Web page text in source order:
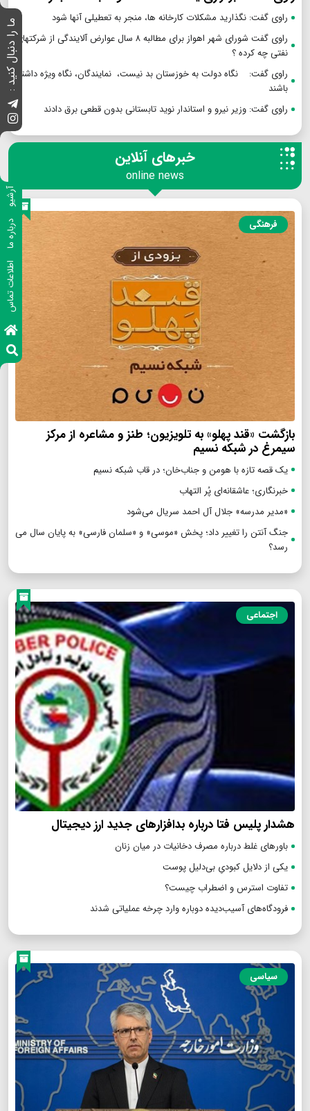
ما را دنبال کنید :
آرشیو
درباره ما
اطلاعات تماس
راوی گفت: نگذارید مشکلات کارخانه ها، منجر به تعطیلی آنها شود
راوی گفت شورای شهر اهواز برای مطالبه ۸ سال عوارض آلایندگی از شرکتهای
نفتی چه کرده ؟
راوی گفت: نگاه دولت به خوزستان بد نیست، نمایندگان، نگاه ویژه داشته
باشند
راوی گفت: وزیر نیرو و استاندار نوید تابستانی بدون قطعی برق دادند
خبرهای آنلاین
online news
فرهنگی
بازگشت «قند پهلو» به تلویزیون؛ طنز و مشاعره از مرکز
سیمرغ در شبکه نسیم
یک قصه تازه با هومن و جناب‌خان؛ در قاب شبکه نسیم
خبرنگاری؛ عاشقانه‌ای پُر التهاب
«مدیر مدرسه» جلال آل احمد سریال می‌شود
جنگ آنتن را تغییر داد؛ پخش «موسی» و «سلمان فارسی» به پایان سال می
رسد؟
اجتماعی
هشدار پلیس فتا درباره بدافزار‌های جدید ارز دیجیتال
باورهای غلط درباره مصرف دخانیات در میان زنان
یکی از دلایل کبودیِ بی‌دلیل پوست
تفاوت استرس و اضطراب چیست؟
فرودگاه‌های آسیب‌دیده دوباره وارد چرخه عملیاتی شدند
سیاسی